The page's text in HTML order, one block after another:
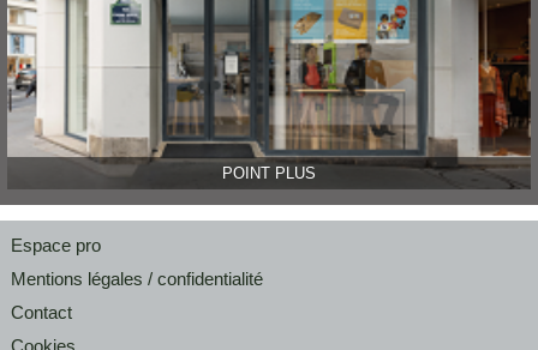
POINT PLUS
Espace pro
Mentions légales / confidentialité
Contact
Cookies